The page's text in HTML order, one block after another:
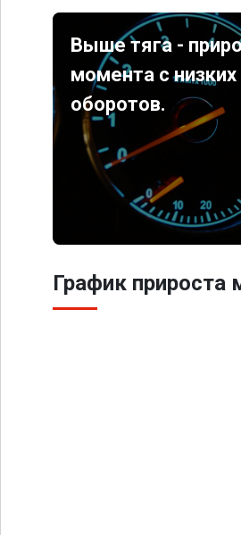
Выше тяга -
момента с низких
оборотов.
График